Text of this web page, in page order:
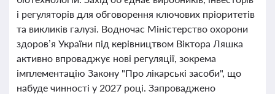
і регуляторів для обговорення ключових пріоритетів
та викликів галузі. Водночас Міністерство охорони
здоров’я України під керівництвом Віктора Ляшка
активно впроваджує нові регуляції, зокрема
імплементацію Закону "Про лікарські засоби", що
набуде чинності у 2027 році. Запроваджено